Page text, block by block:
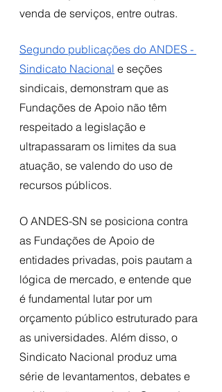
venda de serviços, entre outras.
Segundo publicações do ANDES -
Sindicato Nacional e seções
sindicais, demonstram que as
Fundações de Apoio não têm
respeitado a legislação e
ultrapassaram os limites da sua
atuação, se valendo do uso de
recursos públicos.
O ANDES-SN se posiciona contra
as Fundações de Apoio de
entidades privadas, pois pautam a
lógica de mercado, e entende que
é fundamental lutar por um
orçamento público estruturado para
as universidades. Além disso, o
Sindicato Nacional produz uma
série de levantamentos, debates e